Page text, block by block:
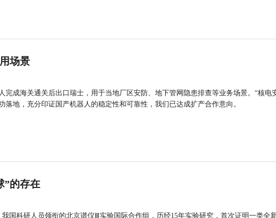
场景
完成海关通关后出口瑞士，用于当地厂区安防、地下管网隐患排查等业务场景。“核电
落地，充分印证国产机器人的稳定性和可靠性，我们已达成扩产合作意向。
”的存在
国科研人员领衔的北京谱仪Ⅲ实验国际合作组，历经15年实验研究，首次证明一类全